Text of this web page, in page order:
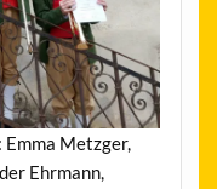
Emma Metzger,
Ehrmann,